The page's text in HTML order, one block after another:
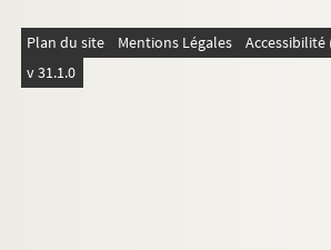
Plan du site Mentions Légales
v 31.1.0